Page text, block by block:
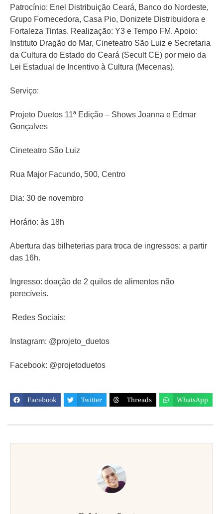
Patrocínio: Enel Distribuição Ceará, Banco do Nordeste,
Grupo Fornecedora, Casa Pio, Donizete Distribuidora e
Fortaleza Tintas. Realização: Y3 e Tempo FM. Apoio:
Instituto Dragão do Mar, Cineteatro São Luiz e Secretaria
da Cultura do Estado do Ceará (Secult CE) por meio da
Lei Estadual de Incentivo à Cultura (Mecenas).
Serviço:
Projeto Duetos 11ª Edição – Shows Joanna e Edmar
Gonçalves
Cineteatro São Luiz
Rua Major Facundo, 500, Centro
Dia: 30 de novembro
Horário: às 18h
Abertura das bilheterias para troca de ingressos: a partir
das 16h.
Ingresso: doação de 2 quilos de alimentos não
perecíveis.
Redes Sociais:
Instagram: @projeto_duetos
Facebook: @projetoduetos
Facebook Twitter Threads WhatsApp